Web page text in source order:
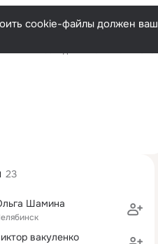
cookie-файлы должен ваш
23
Шамина
вакуленко